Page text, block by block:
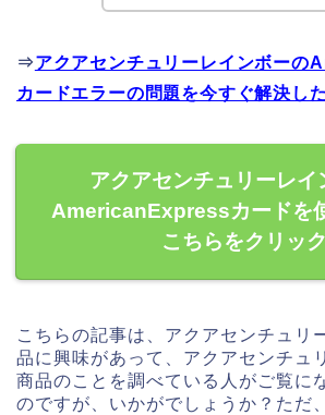
⇒アクアセンチュリーレインボー
カードエラーの問題を今すぐ解決し
アクアセンチュリーレイ
AmericanExpressカードを
こちらをクリック
こちらの記事は、アクアセンチュリ
品に興味があって、アクアセンチュ
商品のことを調べている人がご覧に
のですが、いかがでしょうか？ただ